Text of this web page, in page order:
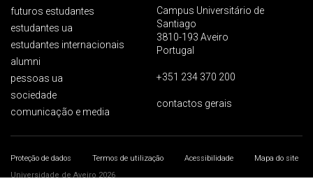
futuros estudantes
estudantes ua
estudantes internacionais
alumni
pessoas ua
sociedade
comunicação e media
Campus Universitário de
Santiago
3810-193 Aveiro
Portugal
+351 234 370 200
contactos gerais
Proteção de dados Termos de utilização Acessibilidade
Mapa do site
Universidade de Aveiro 2026